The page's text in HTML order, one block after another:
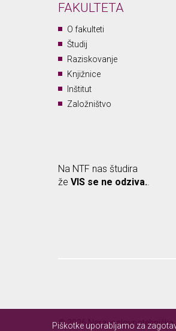
FAKULTETA
O fakulteti
Študij
Raziskovanje
Knjižnice
Inštitut
Založništvo
Na NTF nas študira
že VIS se ne odziva.
© 2026 Naravoslovnotehniška
Piškotke uporabljamo za